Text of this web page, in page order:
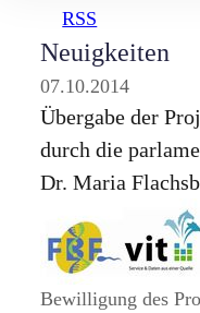
RSS
Neuigkeiten
07.10.2014
Übergabe der
durch die
Dr. Maria
Bewilligung des